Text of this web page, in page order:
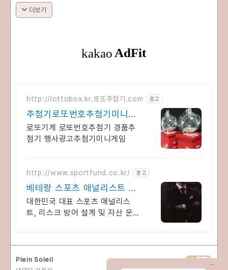
더보기
http://lottobox.kr.로또추첨기.com 광고
추첨기로또번호추첨기미니게
임
로또기계 로또번호추첨기 경품추
첨기 행사광고추첨기미니게임
http://www.sportfund.co.kr/ 광고
베테랑 스포츠 애널리스트 대
한민국 1순위 전력 분석가
대한민국 대표 스포츠 애널리스
트, 리스크 방어 설계 및 자산 운용
Plein Soleil